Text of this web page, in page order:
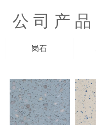
公 司 产 品
岗石